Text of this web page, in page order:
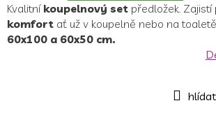
Kvalitní koupelnový set předložek. Zajistí
komfort ať už v koupelně nebo na
60x100 a 60x50 cm.